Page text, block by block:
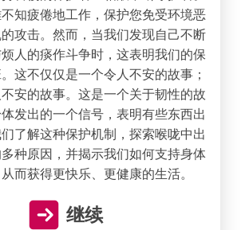
知疲倦地工作，保护您免受环境恶
攻击。然而，当我们发现自己不断
人的痰作斗争时，这表明我们的保
这不仅仅是一个令人不安的故事；
安的故事。这是一个关于韧性的故
发出的一个信号，表明有些东西出
了解这种保护机制，探索喉咙中出
种原因，并揭示我们如何支持身体
而获得更快乐、更健康的生活。
继续